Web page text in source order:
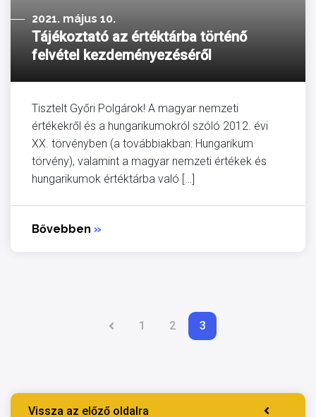
2021. május 10.
Tájékoztató az értéktárba történő
felvétel kezdeményezéséről
Tisztelt Győri Polgárok! A magyar nemzeti
értékekről és a hungarikumokról szóló 2012. évi
XX. törvényben (a továbbiakban: Hungarikum
törvény), valamint a magyar nemzeti értékek és
hungarikumok értéktárba való […]
Bővebben »
1 2 3
Vissza az előző oldalra